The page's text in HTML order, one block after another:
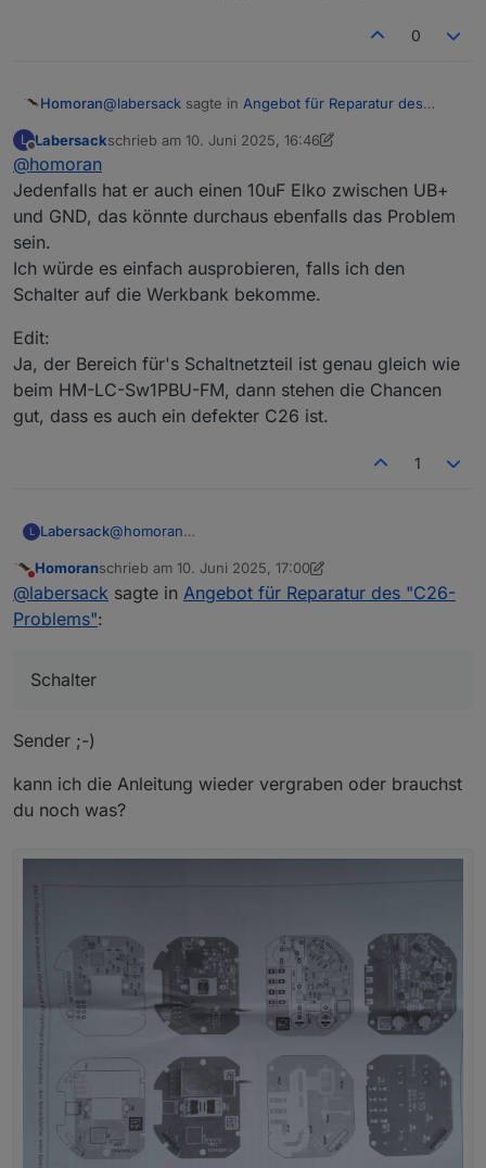
0
Homoran@labersack sagte in Angebot für Reparatur des
müsste ich mal sehen, aber
labersack
Angebot für Reparatur des
"C26-Problems":
das ist ein Wandtaster (remote control), kein Aktor.
hat der wirklich die selbe Problematik?
EDIT2: Stückliste
L
Offline
Labersackschrieb am 10. Juni 2025, 16:46
zuletzt editiert von Labersack6. Okt. 2025, 18:48
@homoran
Jedenfalls hat er auch einen 10uF Elko zwischen UB+
und GND, das könnte durchaus ebenfalls das Problem
sein.
Ich würde es einfach ausprobieren, falls ich den
Schalter auf die Werkbank bekomme.
Edit:
Ja, der Bereich für's Schaltnetzteil ist genau gleich wie
beim HM-LC-Sw1PBU-FM, dann stehen die Chancen
gut, dass es auch ein defekter C26 ist.
1
L Labersack@homoran
UB+ und GND, das könnte durchaus ebenfalls das
Problem sein.
Edit:
Ja, der Bereich für's Schaltnetzteil ist genau gleich
Nicht stören
Homoranschrieb am 10. Juni 2025, 17:00
zuletzt editiert von Homoran6. Okt. 2025, 19:02
@labersack sagte in Angebot für Reparatur des "C26-
Problems":
Schalter
Sender ;-)
kann ich die Anleitung wieder vergraben oder brauchst
du noch was?